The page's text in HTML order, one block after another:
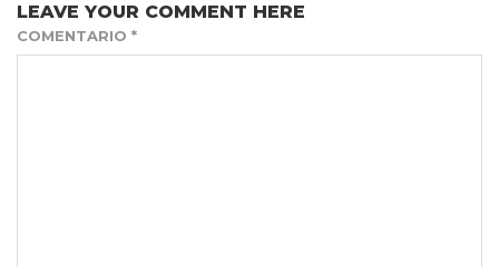
LEAVE YOUR COMMENT HERE
COMENTARIO *